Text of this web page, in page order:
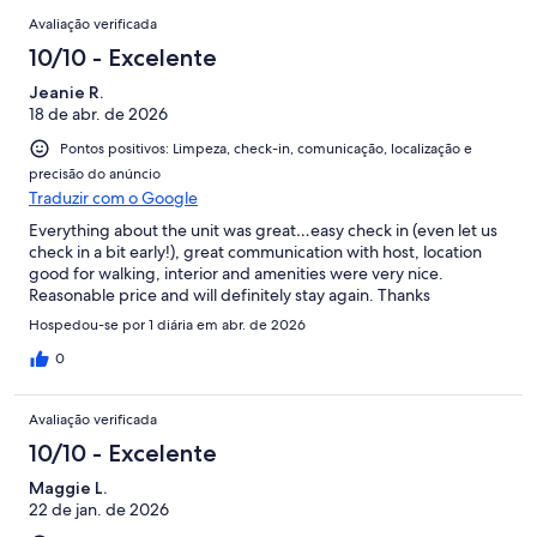
Avaliação verificada
10/10 - Excelente
Jeanie R.
18 de abr. de 2026
Pontos positivos: Limpeza, check-in, comunicação, localização e
precisão do anúncio
Traduzir com o Google
Everything about the unit was great…easy check in (even let us
check in a bit early!), great communication with host, location
good for walking, interior and amenities were very nice.
Reasonable price and will definitely stay again. Thanks
Hospedou-se por 1 diária em abr. de 2026
0
Avaliação verificada
10/10 - Excelente
Maggie L.
22 de jan. de 2026